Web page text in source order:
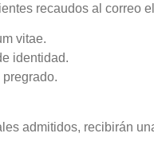
recaudos al correo
vitae.
identidad.
admitidos, recibirán